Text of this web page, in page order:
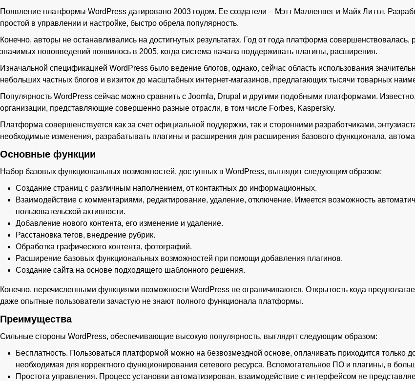
Появление платформы WordPress датировано 2003 годом. Ее создатели – Мэтт Малленвег и Майк Литтл.
простой в управлении и настройке, быстро обрела популярность.
Конечно, авторы не останавливались на достигнутых результатах. Год от года платформа
значимых нововведений появилось в 2005, когда система начала поддерживать плагины, расширения.
Изначальной спецификацией WordPress было ведение блогов, однако, сейчас область использования
небольших частных блогов и визиток до масштабных интернет-магазинов, предлагающих тысячи товарных
Популярность WordPress сейчас можно сравнить с Joomla, Drupal и другими подобными платформами.
организации, представляющие совершенно разные отрасли, в том числе Forbes, Kaspersky.
Платформа совершенствуется как за счет официальной поддержки, так и сторонними разработчиками,
необходимые изменения, разрабатывать плагины и расширения для расширения базового функционала,
Основные функции
Набор базовых функциональных возможностей, доступных в WordPress, выглядит следующим образом:
Создание страниц с различным наполнением, от контактных до информационных.
Взаимодействие с комментариями, редактирование, удаление, отключение. Имеется возможность
пользовательской активности.
Добавление нового контента, его изменение и удаление.
Расстановка тегов, внедрение рубрик.
Обработка графического контента, фотографий.
Расширение базовых функциональных возможностей при помощи добавления плагинов.
Создание сайта на основе подходящего шаблонного решения.
Конечно, перечисленными функциями возможности WordPress не ограничиваются. Открытость кода
даже опытные пользователи зачастую не знают полного функционала платформы.
Преимущества
Сильные стороны WordPress, обеспечивающие высокую популярность, выглядят следующим образом:
Бесплатность. Пользоваться платформой можно на безвозмездной основе, оплачивать приходится только
необходимая для корректного функционирования сетевого ресурса. Вспомогательное ПО и плагины, в
Простота управления. Процесс установки автоматизирован, взаимодействие с интерфейсом не